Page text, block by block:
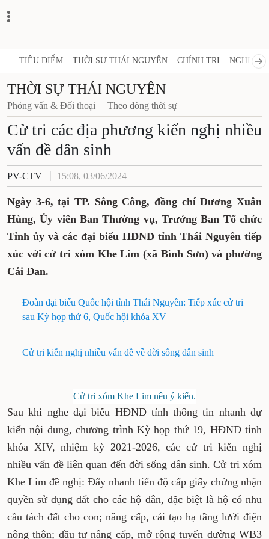
TIÊU ĐIỂM THỜI SỰ THÁI NGUYÊN CHÍNH TRỊ NGHỊ
THỜI SỰ THÁI NGUYÊN
Phỏng vấn & Đối thoại Theo dòng thời sự
Cử tri các địa phương kiến nghị
nhiều vấn đề dân sinh
PV-CTV 15:08, 03/06/2024
Ngày 3-6, tại TP. Sông Công, đồng chí Dương Xuân
Hùng, Ủy viên Ban Thường vụ, Trưởng Ban Tổ
chức Tỉnh ủy và các đại biểu HĐND tỉnh Thái
Nguyên tiếp xúc với cử tri xóm Khe Lim (xã Bình
Sơn) và phường Cải Đan.
Đoàn đại biểu Quốc hội tỉnh Thái Nguyên: Tiếp xúc cử tri
sau Kỳ họp thứ 6, Quốc hội khóa XV
Cử tri kiến nghị nhiều vấn đề về đời sống dân sinh
Cử tri xóm Khe Lim nêu ý kiến.
Sau khi nghe đại biểu HĐND tỉnh thông tin nhanh dự
kiến nội dung, chương trình Kỳ họp thứ 19, HĐND tỉnh
khóa XIV, nhiệm kỳ 2021-2026, các cử tri kiến nghị
nhiều vấn đề liên quan đến đời sống dân sinh. Cử tri
xóm Khe Lim đề nghị: Đẩy nhanh tiến độ cấp giấy
chứng nhận quyền sử dụng đất cho các hộ dân, đặc
biệt là hộ có nhu cầu tách đất cho con; nâng cấp, cải tạo
hạ tầng lưới điện nông thôn; đầu tư nâng cấp, mở rộng